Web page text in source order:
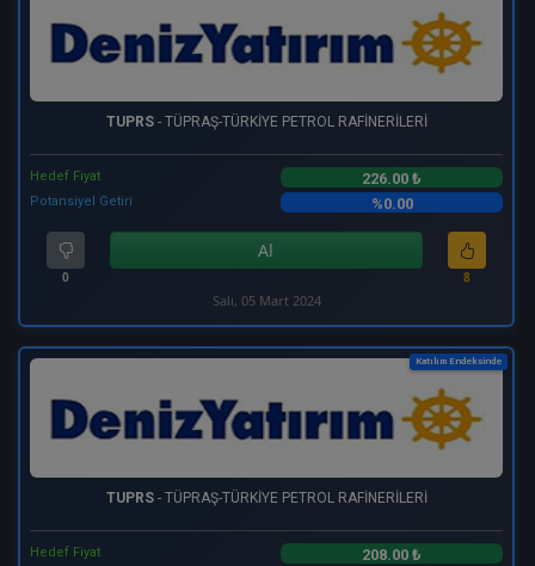
TUPRS- TÜPRAŞ-TÜRKİYE PETROL RAFİNERİLERİ
Hedef Fiyat 226.00 ₺
Potansiyel Getiri %0.00
0
Al
8
Salı, 05 Mart 2024
Katılım Endeksinde
TUPRS- TÜPRAŞ-TÜRKİYE PETROL RAFİNERİLERİ
Hedef Fiyat 208.00 ₺